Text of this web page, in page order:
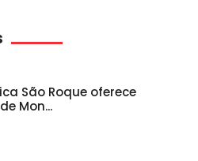
São Roque oferece
Mon...